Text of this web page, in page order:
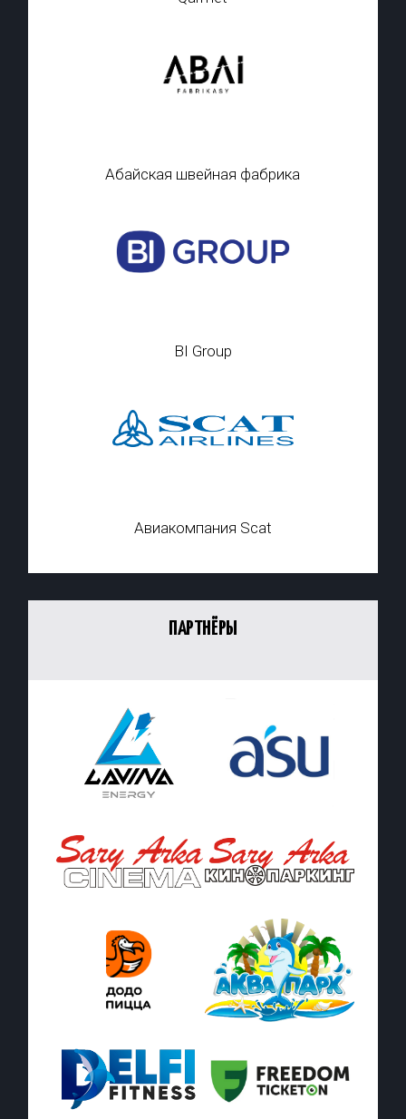
Абайская швейная фабрика
BI Group
Авиакомпания Scat
ПАРТНЁРЫ